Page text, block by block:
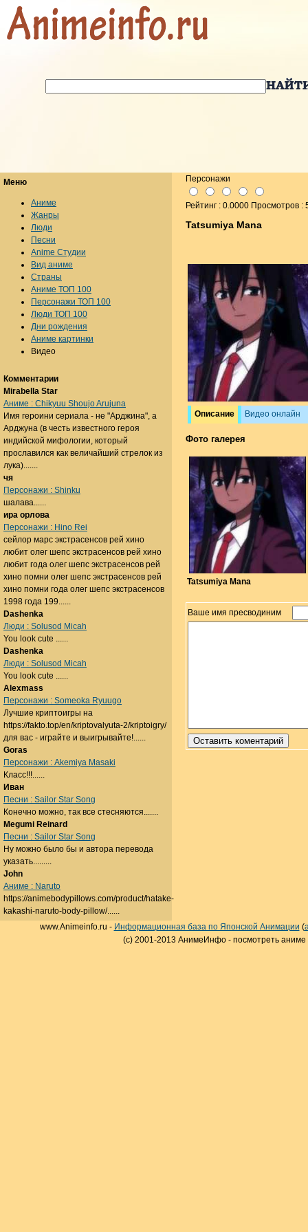
Персонажи
Рейтинг : 0.0000 Просмотров :
Tatsumiya Mana
Описание Видео онлайн
Фото галерея
Tatsumiya Mana
Ваше имя пресводиним
Меню
Аниме
Жанры
Люди
Песни
Anime Студии
Вид аниме
Страны
Аниме ТОП 100
Персонажи ТОП 100
Люди ТОП 100
Дни рождения
Аниме картинки
Видео
Комментарии
Mirabella Star
Аниме : Chikyuu Shoujo Arujuna
Имя героини сериала - не "Арджина", а
Арджуна (в честь известного героя
индийской мифологии, который
прославился как величайший стрелок из
лука).......
чя
Персонажи : Shinku
шалава......
ира орлова
Персонажи : Hino Rei
сейлор марс экстрасенсов рей хино
любит олег шепс экстрасенсов рей хино
любит года олег шепс экстрасенсов рей
хино помни олег шепс экстрасенсов рей
хино помни года олег шепс экстрасенсов
1998 года 199......
Dashenka
Люди : Solusod Micah
You look cute ......
Dashenka
Люди : Solusod Micah
You look cute ......
Alexmass
Персонажи : Someoka Ryuugo
Лучшие криптоигры на
https://fakto.top/en/kriptovalyuta-2/kriptoigry/
для вас - играйте и выигрывайте!......
Goras
Персонажи : Akemiya Masaki
Класс!!!......
Иван
Песни : Sailor Star Song
Конечно можно, так все стесняются.......
Megumi Reinard
Песни : Sailor Star Song
Ну можно было бы и автора перевода
указать.........
John
Аниме : Naruto
https://animebodypillows.com/product/hatake-
kakashi-naruto-body-pillow/......
www.Animeinfo.ru - Информационная база по Японской Анимации (
(c) 2001-2013 АнимеИнфо - посмотреть аниме